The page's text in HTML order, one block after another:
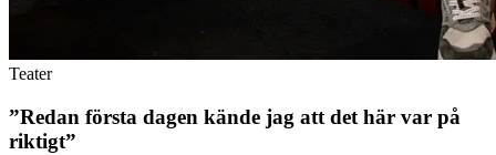
Teater
”Redan första dagen kände jag att det här var på
riktigt”